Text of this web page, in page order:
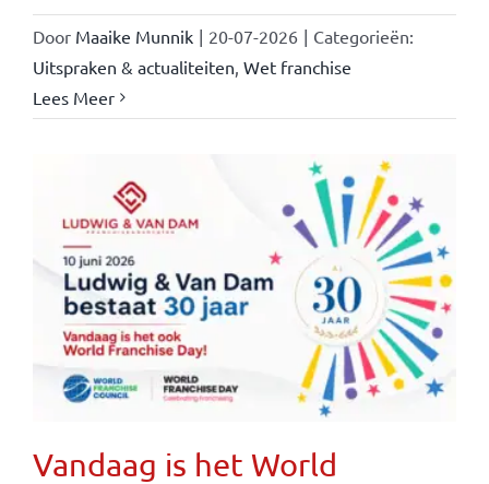
Door Maaike Munnik | 20-07-2026 | Categorieën:
Uitspraken & actualiteiten Wet franchise
Lees Meer
Vandaag is het World